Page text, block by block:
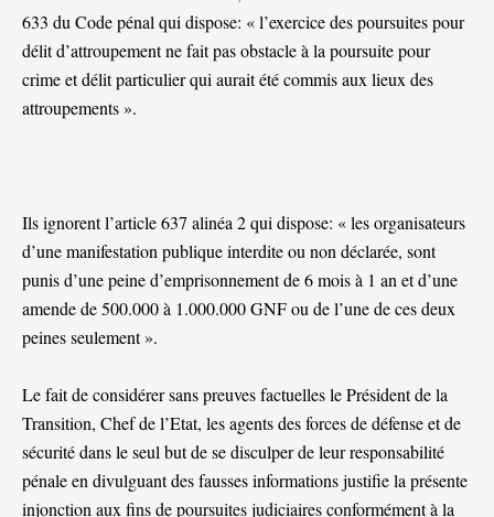
633 du Code pénal qui dispose: « l’exercice des poursuites pour
délit d’attroupement ne fait pas obstacle à la poursuite pour
crime et délit particulier qui aurait été commis aux lieux des
attroupements ».
Ils ignorent l’article 637 alinéa 2 qui dispose: « les organisateurs
d’une manifestation publique interdite ou non déclarée, sont
punis d’une peine d’emprisonnement de 6 mois à 1 an et d’une
amende de 500.000 à 1.000.000 GNF ou de l’une de ces deux
peines seulement ».
Le fait de considérer sans preuves factuelles le Président de la
Transition, Chef de l’Etat, les agents des forces de défense et de
sécurité dans le seul but de se disculper de leur responsabilité
pénale en divulguant des fausses informations justifie la présente
injonction aux fins de poursuites judiciaires conformément à la